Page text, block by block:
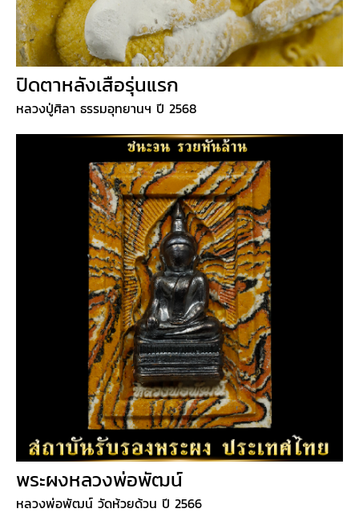
ปิดตาหลังเสือรุ่นแรก
หลวงปู่ศิลา ธรรมอุทยานฯ ปี 2568
พระผงหลวงพ่อพัฒน์
หลวงพ่อพัฒน์ วัดห้วยด้วน ปี 2566